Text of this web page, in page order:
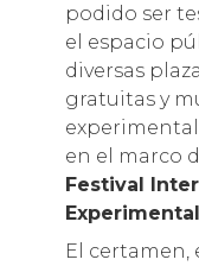
podido ser
el espacio
diversas
gratuitas y
en el marco
Festival
El certamen,